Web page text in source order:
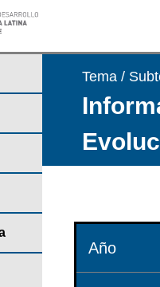
Tema /
Año